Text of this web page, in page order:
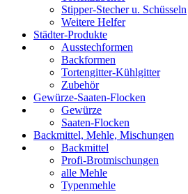
Stipper-Stecher u. Schüsseln
Weitere Helfer
Städter-Produkte
Ausstechformen
Backformen
Tortengitter-Kühlgitter
Zubehör
Gewürze-Saaten-Flocken
Gewürze
Saaten-Flocken
Backmittel, Mehle, Mischungen
Backmittel
Profi-Brotmischungen
alle Mehle
Typenmehle